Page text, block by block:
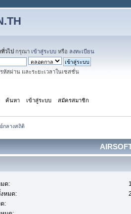
วไป กรุณา เข้าสู่ระบบ หรือ ลงทะเบียน
หัสผ่าน และระยะเวลาในเซสชั่น
ค้นหา เข้าสู่ระบบ สมัครสมาชิก
กลางสถิติ
ด:
หมด:
: